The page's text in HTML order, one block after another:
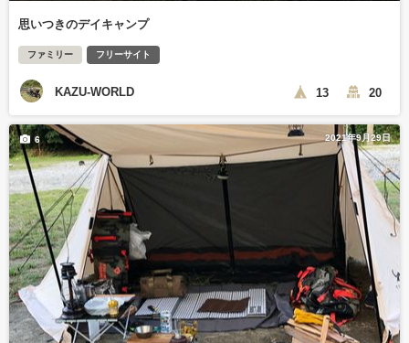
思いつきのデイキャンプ
ファミリー フリーサイト
KAZU-WORLD 13 20
2021年9月29日
6